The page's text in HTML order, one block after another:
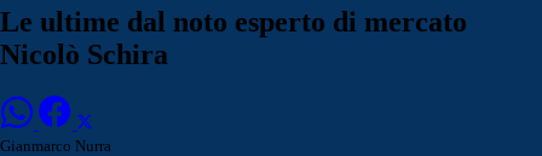
Le ultime dal noto esperto di mercato
Nicolò Schira
Gianmarco Nurra